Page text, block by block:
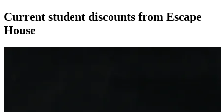
Current student discounts from Escape
House